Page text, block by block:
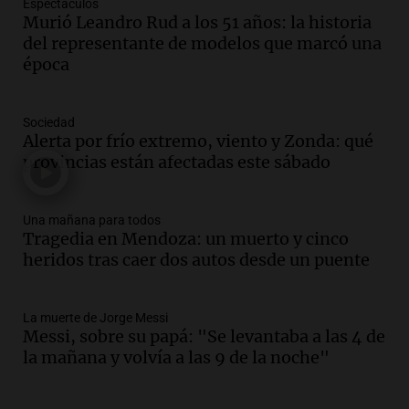
Episodios
Audio.Messi llegará esta noche a
Rosario para acompañar a su familia
Episodios
Audio. Ley de Propiedad Privada: el revés
en el Congreso expuso una debilidad
Una mañana para todos
Episodios
Audio.Casabindo se prepara para una
Una mañana para todos
Episodios
Audio.Borges, abogada de Pourrain:
Espectáculos
Murió Leandro Rud a los 51 años: la historia
del representante de modelos que marcó una
época
Sociedad
Alerta por frío extremo, viento y Zonda: qué
provincias están afectadas este sábado
Una mañana para todos
Tragedia en Mendoza: un muerto y cinco
heridos tras caer dos autos desde un puente
La muerte de Jorge Messi
Messi, sobre su papá: "Se levantaba a las 4 de
la mañana y volvía a las 9 de la noche"